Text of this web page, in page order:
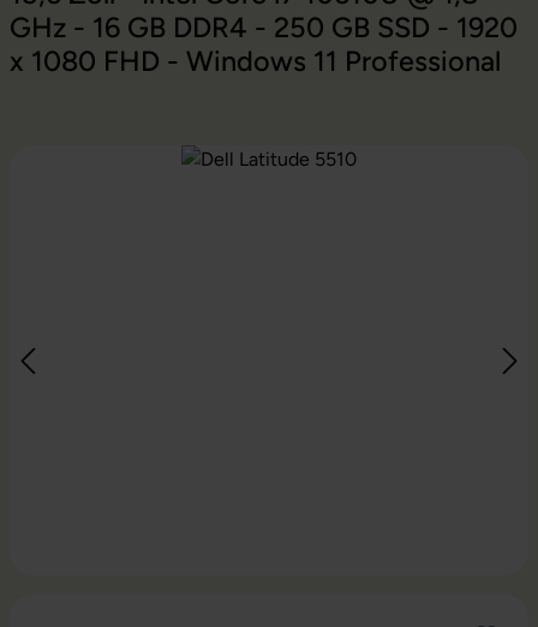
GHz - 16 GB DDR4 - 250 GB SSD - 1920
x 1080 FHD - Windows 11 Professional
Bildergalerie überspringen